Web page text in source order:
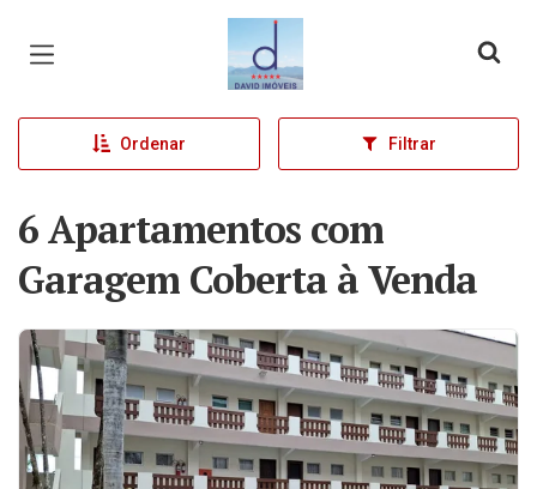
Página inicial
Ordenar Filtrar
6 Apartamentos com
Garagem Coberta à Venda